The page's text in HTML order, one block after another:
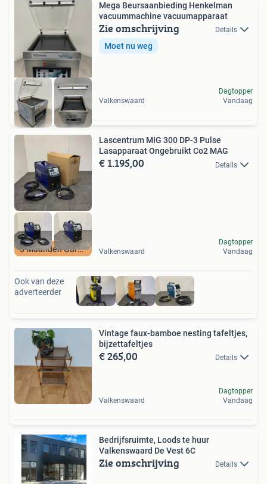
Mega Beursaanbieding Henkelman
vacuummachine vacuumapparaat
Zie omschrijving Details
Moet nu weg
Valkenswaard
Dagtopper
Vandaag
3 Maanden Garantie
Lascentrum MIG 300 DP-3 Pulse
Lasapparaat Ongebruikt Co2 MAG
€ 1.195,00 Details
Valkenswaard
Dagtopper
Vandaag
Ook van deze
adverteerder
Vintage faux-bamboe nesting tafeltjes,
bijzettafeltjes
€ 265,00 Details
Valkenswaard
Dagtopper
Vandaag
Bedrijfsruimte, Loods te huur
Valkenswaard De Vest 6C
Zie omschrijving Details